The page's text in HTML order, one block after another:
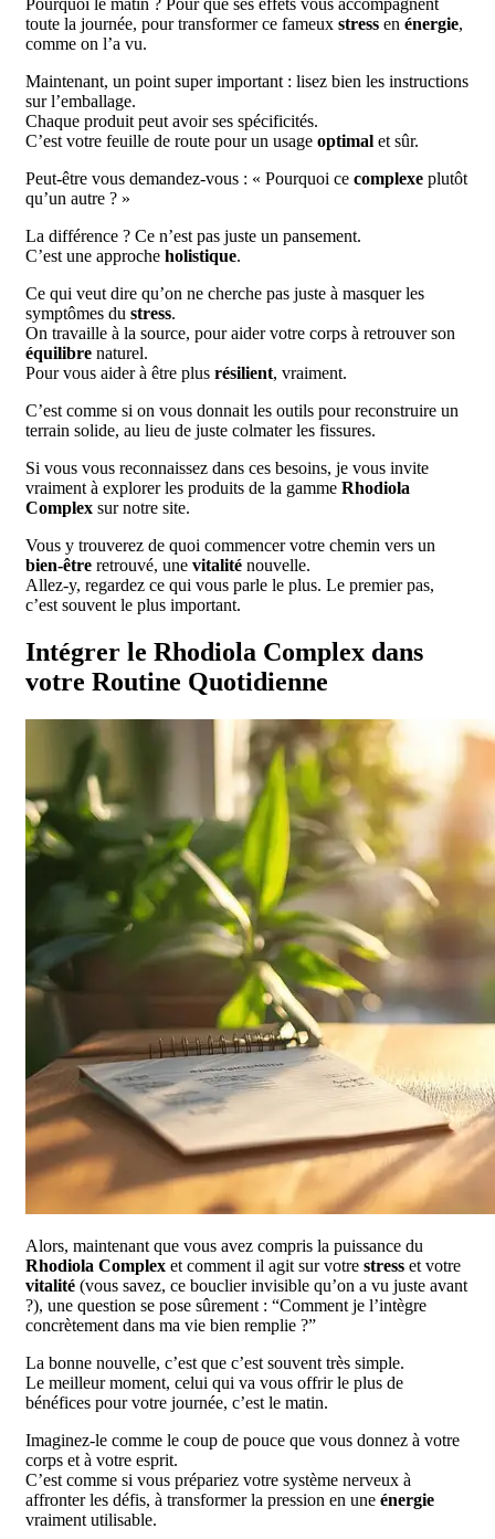
toute la journée, pour transformer ce fameux stress en énergie,
comme on l’a vu.
Maintenant, un point super important : lisez bien les instructions
sur l’emballage.
Chaque produit peut avoir ses spécificités.
C’est votre feuille de route pour un usage optimal et sûr.
Peut-être vous demandez-vous : « Pourquoi ce complexe plutôt
qu’un autre ? »
La différence ? Ce n’est pas juste un pansement.
C’est une approche holistique.
Ce qui veut dire qu’on ne cherche pas juste à masquer les
symptômes du stress.
On travaille à la source, pour aider votre corps à retrouver son
équilibre naturel.
Pour vous aider à être plus résilient, vraiment.
C’est comme si on vous donnait les outils pour reconstruire un
terrain solide, au lieu de juste colmater les fissures.
Si vous vous reconnaissez dans ces besoins, je vous invite
vraiment à explorer les produits de la gamme Rhodiola
Complex sur notre site.
Vous y trouverez de quoi commencer votre chemin vers un
bien-être retrouvé, une vitalité nouvelle.
Allez-y, regardez ce qui vous parle le plus. Le premier pas,
c’est souvent le plus important.
Intégrer le Rhodiola Complex dans
votre Routine Quotidienne
Alors, maintenant que vous avez compris la puissance du
Rhodiola Complex et comment il agit sur votre stress et votre
vitalité (vous savez, ce bouclier invisible qu’on a vu juste avant
?), une question se pose sûrement : “Comment je l’intègre
concrètement dans ma vie bien remplie ?”
La bonne nouvelle, c’est que c’est souvent très simple.
Le meilleur moment, celui qui va vous offrir le plus de
bénéfices pour votre journée, c’est le matin.
Imaginez-le comme le coup de pouce que vous donnez à votre
corps et à votre esprit.
C’est comme si vous prépariez votre système nerveux à
affronter les défis, à transformer la pression en une énergie
vraiment utilisable.